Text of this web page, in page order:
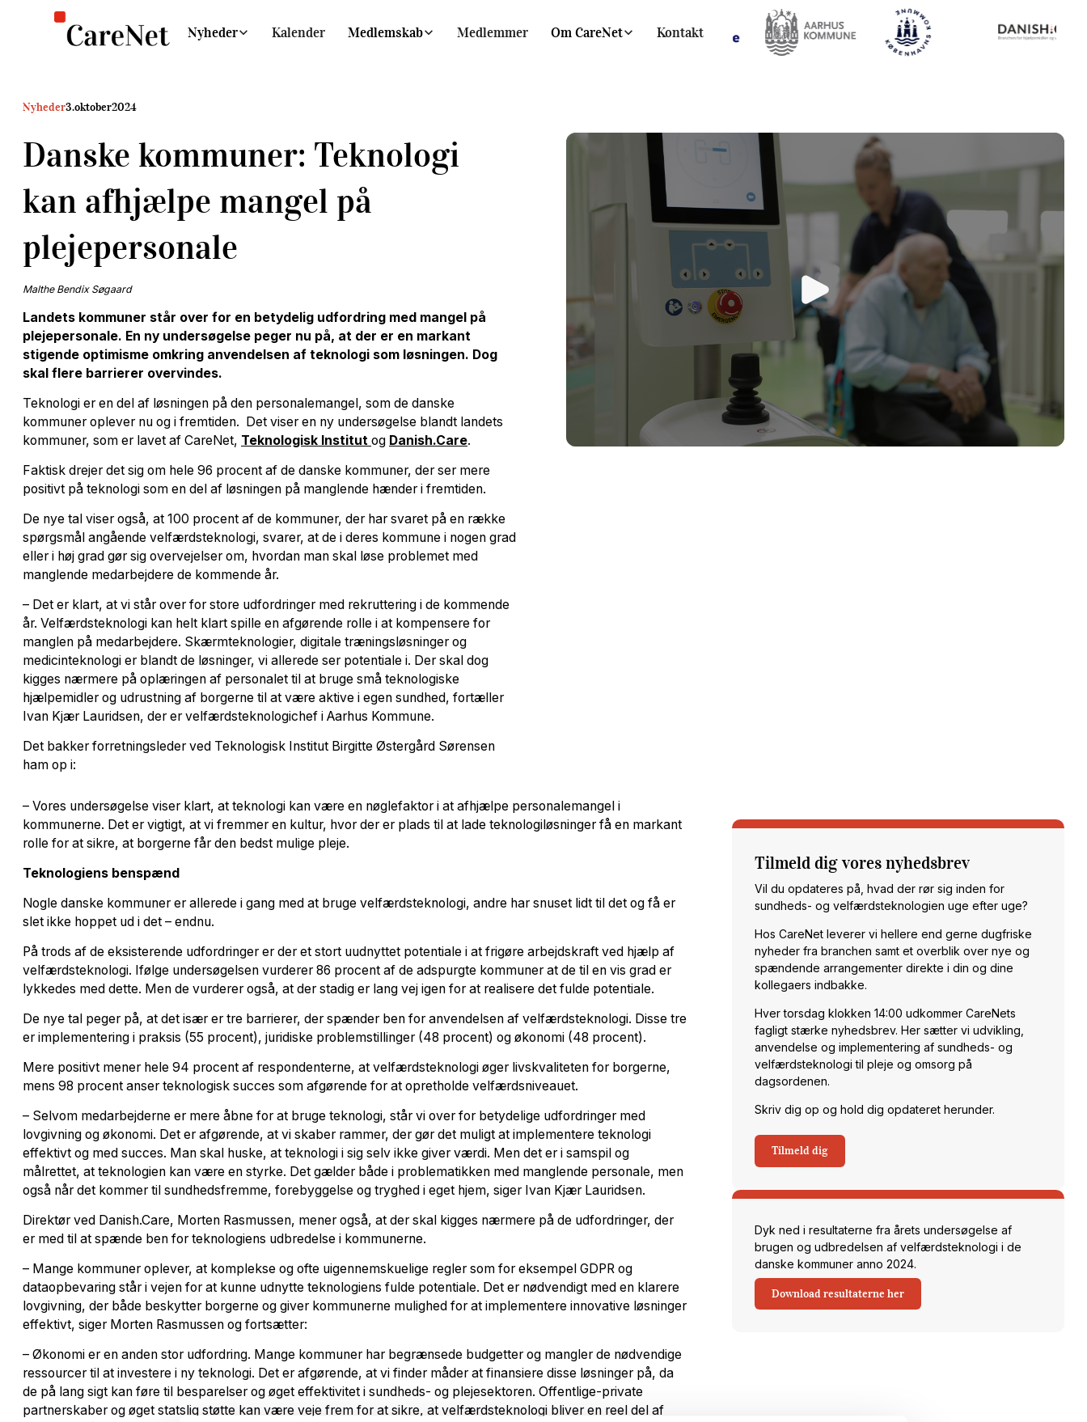
Nyheder Kalender Medlemskab Medlemmer Om CareNet Kontakt
Nyheder3.oktober2024
Danske kommuner: Teknologi
kan afhjælpe mangel på
plejepersonale
Malthe Bendix Søgaard
Landets kommuner står over for en betydelig udfordring med mangel på
plejepersonale. En ny undersøgelse peger nu på, at der er en markant
stigende optimisme omkring anvendelsen af teknologi som løsningen. Dog
skal flere barrierer overvindes.
Teknologi er en del af løsningen på den personalemangel, som de danske
kommuner oplever nu og i fremtiden. Det viser en ny undersøgelse blandt landets
kommuner, som er lavet af CareNet, Teknologisk Institut og Danish.Care.
Faktisk drejer det sig om hele 96 procent af de danske kommuner, der ser mere
positivt på teknologi som en del af løsningen på manglende hænder i fremtiden.
De nye tal viser også, at 100 procent af de kommuner, der har svaret på en række
spørgsmål angående velfærdsteknologi, svarer, at de i deres kommune i nogen grad
eller i høj grad gør sig overvejelser om, hvordan man skal løse problemet med
manglende medarbejdere de kommende år.
– Det er klart, at vi står over for store udfordringer med rekruttering i de kommende
år. Velfærdsteknologi kan helt klart spille en afgørende rolle i at kompensere for
manglen på medarbejdere. Skærmteknologier, digitale træningsløsninger og
medicinteknologi er blandt de løsninger, vi allerede ser potentiale i. Der skal dog
kigges nærmere på oplæringen af personalet til at bruge små teknologiske
hjælpemidler og udrustning af borgerne til at være aktive i egen sundhed, fortæller
Ivan Kjær Lauridsen, der er velfærdsteknologichef i Aarhus Kommune.
Det bakker forretningsleder ved Teknologisk Institut Birgitte Østergård Sørensen
ham op i:
– Vores undersøgelse viser klart, at teknologi kan være en nøglefaktor i at afhjælpe personalemangel i
kommunerne. Det er vigtigt, at vi fremmer en kultur, hvor der er plads til at lade teknologiløsninger få en markant
rolle for at sikre, at borgerne får den bedst mulige pleje.
Teknologiens benspænd
Nogle danske kommuner er allerede i gang med at bruge velfærdsteknologi, andre har snuset lidt til det og få er
slet ikke hoppet ud i det – endnu.
På trods af de eksisterende udfordringer er der et stort uudnyttet potentiale i at frigøre arbejdskraft ved hjælp af
velfærdsteknologi. Ifølge undersøgelsen vurderer 86 procent af de adspurgte kommuner at de til en vis grad er
lykkedes med dette. Men de vurderer også, at der stadig er lang vej igen for at realisere det fulde potentiale.
De nye tal peger på, at det især er tre barrierer, der spænder ben for anvendelsen af velfærdsteknologi. Disse tre
er implementering i praksis (55 procent), juridiske problemstillinger (48 procent) og økonomi (48 procent).
Mere positivt mener hele 94 procent af respondenterne, at velfærdsteknologi øger livskvaliteten for borgerne,
mens 98 procent anser teknologisk succes som afgørende for at opretholde velfærdsniveauet.
– Selvom medarbejderne er mere åbne for at bruge teknologi, står vi over for betydelige udfordringer med
lovgivning og økonomi. Det er afgørende, at vi skaber rammer, der gør det muligt at implementere teknologi
effektivt og med succes. Man skal huske, at teknologi i sig selv ikke giver værdi. Men det er i samspil og
målrettet, at teknologien kan være en styrke. Det gælder både i problematikken med manglende personale, men
også når det kommer til sundhedsfremme, forebyggelse og tryghed i eget hjem, siger Ivan Kjær Lauridsen.
Direktør ved Danish.Care, Morten Rasmussen, mener også, at der skal kigges nærmere på de udfordringer, der
er med til at spænde ben for teknologiens udbredelse i kommunerne.
– Mange kommuner oplever, at komplekse og ofte uigennemskuelige regler som for eksempel GDPR og
dataopbevaring står i vejen for at kunne udnytte teknologiens fulde potentiale. Det er nødvendigt med en klarere
lovgivning, der både beskytter borgerne og giver kommunerne mulighed for at implementere innovative løsninger
effektivt, siger Morten Rasmussen og fortsætter:
– Økonomi er en anden stor udfordring. Mange kommuner har begrænsede budgetter og mangler de nødvendige
ressourcer til at investere i ny teknologi. Det er afgørende, at vi finder måder at finansiere disse løsninger på, da
de på lang sigt kan føre til besparelser og øget effektivitet i sundheds- og plejesektoren. Offentlige-private
partnerskaber og øget statslig støtte kan være veje frem for at sikre, at velfærdsteknologi bliver en reel del af
Tilmeld dig vores nyhedsbrev
Vil du opdateres på, hvad der rør sig inden for
sundheds- og velfærdsteknologien uge efter uge?
Hos CareNet leverer vi hellere end gerne dugfriske
nyheder fra branchen samt et overblik over nye og
spændende arrangementer direkte i din og dine
kollegaers indbakke.
Hver torsdag klokken 14:00 udkommer CareNets
fagligt stærke nyhedsbrev. Her sætter vi udvikling,
anvendelse og implementering af sundheds- og
velfærdsteknologi til pleje og omsorg på
dagsordenen.
Skriv dig op og hold dig opdateret herunder.
Tilmeld dig
Dyk ned i resultaterne fra årets undersøgelse af
brugen og udbredelsen af velfærdsteknologi i de
danske kommuner anno 2024.
Download resultaterne her